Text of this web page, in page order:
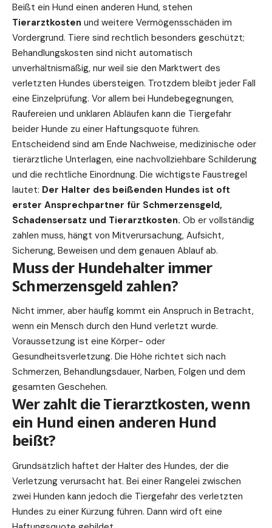
Beißt ein Hund einen anderen Hund, stehen
Tierarztkosten und weitere Vermögensschäden im
Vordergrund. Tiere sind rechtlich besonders geschützt;
Behandlungskosten sind nicht automatisch
unverhältnismäßig, nur weil sie den Marktwert des
verletzten Hundes übersteigen. Trotzdem bleibt jeder Fall
eine Einzelprüfung. Vor allem bei Hundebegegnungen,
Raufereien und unklaren Abläufen kann die Tiergefahr
beider Hunde zu einer Haftungsquote führen.
Entscheidend sind am Ende Nachweise, medizinische oder
tierärztliche Unterlagen, eine nachvollziehbare Schilderung
und die rechtliche Einordnung. Die wichtigste Faustregel
lautet: Der Halter des beißenden Hundes ist oft
erster Ansprechpartner für Schmerzensgeld,
Schadensersatz und Tierarztkosten. Ob er vollständig
zahlen muss, hängt von Mitverursachung, Aufsicht,
Sicherung, Beweisen und dem genauen Ablauf ab.
Muss der Hundehalter immer
Schmerzensgeld zahlen?
Nicht immer, aber häufig kommt ein Anspruch in Betracht,
wenn ein Mensch durch den Hund verletzt wurde.
Voraussetzung ist eine Körper- oder
Gesundheitsverletzung. Die Höhe richtet sich nach
Schmerzen, Behandlungsdauer, Narben, Folgen und dem
gesamten Geschehen.
Wer zahlt die Tierarztkosten, wenn
ein Hund einen anderen Hund
beißt?
Grundsätzlich haftet der Halter des Hundes, der die
Verletzung verursacht hat. Bei einer Rangelei zwischen
zwei Hunden kann jedoch die Tiergefahr des verletzten
Hundes zu einer Kürzung führen. Dann wird oft eine